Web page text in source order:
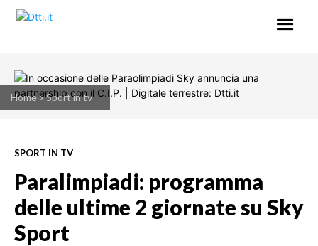
Home Sport in tv
SPORT IN TV
Paralimpiadi: programma
delle ultime 2 giornate su Sky
Sport